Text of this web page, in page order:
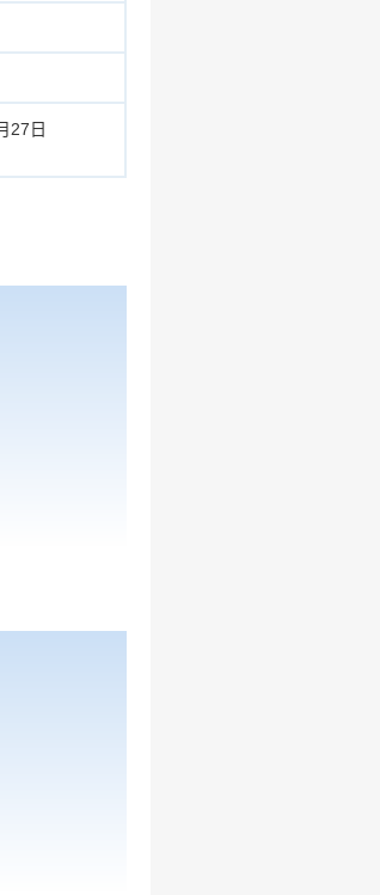
27日